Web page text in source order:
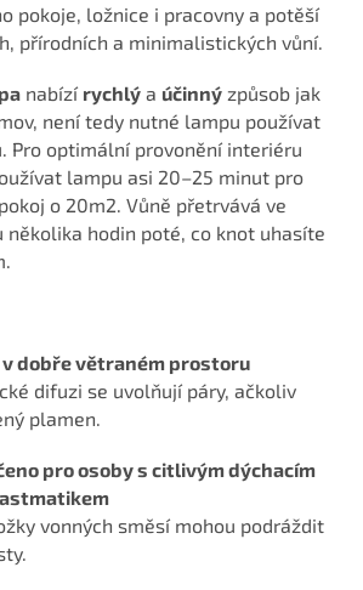
pokoje, ložnice i pracovny a potěší
přírodních a minimalistických vůní.
nabízí rychlý a účinný způsob jak
není tedy nutné lampu používat
Pro optimální provonění interiéru
lampu asi 20–25 minut pro
o 20m2. Vůně přetrvává ve
několika hodin poté, co knot uhasíte
v dobře větraném prostoru
difuzi se uvolňují páry, ačkoliv
plamen.
pro osoby s citlivým dýchacím
vonných směsí mohou podráždit